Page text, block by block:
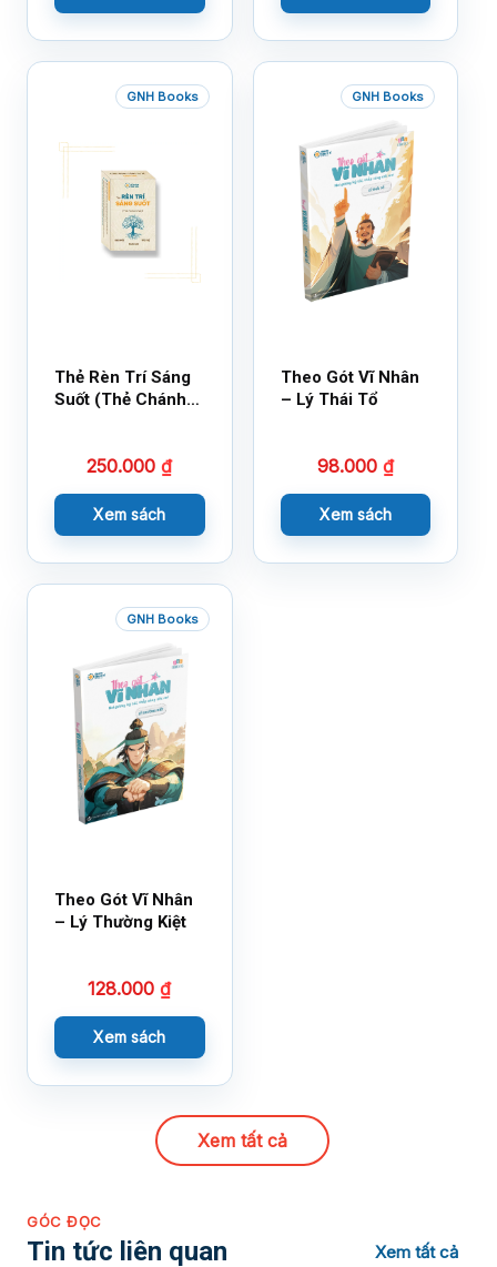
GNH Books
Thẻ Rèn Trí Sáng
Suốt (Thẻ Chánh
250.000₫
Xem sách
GNH Books
Theo Gót Vĩ Nhân
– Lý Thái Tổ
98.000 ₫
Xem sách
GNH Books
Theo Gót Vĩ Nhân
– Lý Thường Kiệt
128.000₫
Xem sách
Xem tất cả
GÓC ĐỌC
Tin tức liên quan Xem tất cả